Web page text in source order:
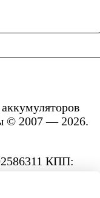
© 2007 — 2026.
КПП: